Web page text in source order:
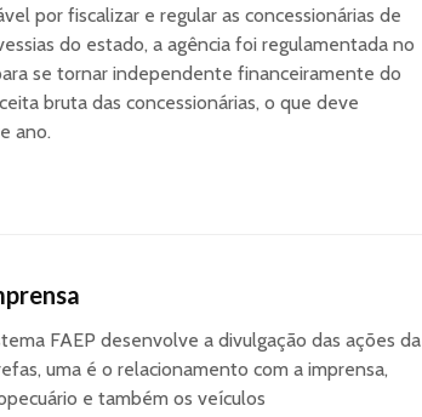
por fiscalizar e regular as concessionárias de
do estado, a agência foi regulamentada no
se tornar independente financeiramente do
bruta das concessionárias, o que deve
ano.
FAEP desenvolve a divulgação das ações da
uma é o relacionamento com a imprensa,
e também os veículos